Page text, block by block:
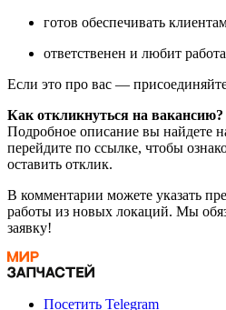
готов обеспечивать
ответственен и любит
Если это про вас —
Как откликнуться на вакансию?
Подробное описание вы найдете
перейдите по ссылке, чтобы
оставить отклик.
В комментарии можете указать
работы из новых локаций. Мы
заявку!
Посетить Telegram